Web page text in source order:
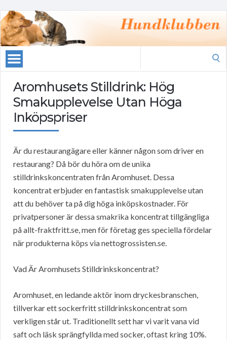
Aromhusets Stilldrink: Hög
Smakupplevelse Utan Höga
Inköpspriser
Är du restaurangägare eller känner någon som driver en
restaurang? Då bör du höra om de unika
stilldrinkskoncentraten från Aromhuset. Dessa
koncentrat erbjuder en fantastisk smakupplevelse utan
att du behöver ta på dig höga inköpskostnader. För
privatpersoner är dessa smakrika koncentrat tillgängliga
på allt-fraktfritt.se, men för företag ges speciella fördelar
när produkterna köps via nettogrossisten.se.
Vad Är Aromhusets Stilldrinkskoncentrat?
Aromhuset, en ledande aktör inom dryckesbranschen,
tillverkar ett sockerfritt stilldrinkskoncentrat som
verkligen står ut. Traditionellt sett har vi varit vana vid
saft och läsk sprängfyllda med socker, oftast kring 10%.